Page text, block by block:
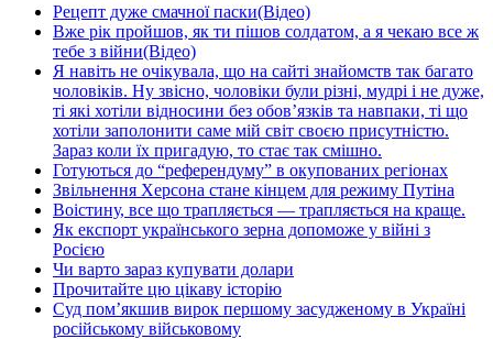
Рецепт дуже смачної паски(Відео)
Вже рік пройшов, як ти пішов солдатом, а я чекаю все ж
тебе з війни(Відео)
Я навіть не очікувала, що на сайті знайомств так багато
чоловіків. Ну звісно, чоловіки були різні, мудрі і не дуже,
ті які хотіли відносини без обов’язків та навпаки, ті що
хотіли заполонити саме мій світ своєю присутністю.
Зараз коли їх пригадую, то стає так смішно.
Готуються до “референдуму” в окупованих регіонах
Звільнення Херсона стане кінцем для режиму Путіна
Воістину, все що трапляється — трапляється на краще.
Як експорт українського зерна допоможе у війні з
Росією
Чи варто зараз купувати долари
Прочитайте цю цікаву історію
Суд пом’якшив вирок першому засудженому в Україні
російському військовому